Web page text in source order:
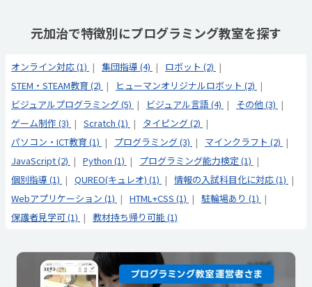
元加治で特徴別にプログラミング教室を探す
オンライン対応 (1) 集団指導 (4)
ロボット (2)
STEM・STEAM教育 (2)
ヒューマンオリジナルロボット (2)
ビジュアルプログラミング (5)
ビジュアル言語 (4)
その他 (3)
ゲーム制作 (3)
Scratch (1)
タイピング (2)
パソコン・ICT教育 (1)
プログラミング (3)
マインクラフト (2)
JavaScript (2)
Python (1)
プログラミング能力検定 (1)
個別指導 (1)
QUREO(キュレオ) (1)
情報の入試科目化に対応 (1)
Webアプリケーション (1)
HTML+CSS (1)
駐輪場あり (1)
保護者見学可 (1)
教材持ち帰り可能 (1)